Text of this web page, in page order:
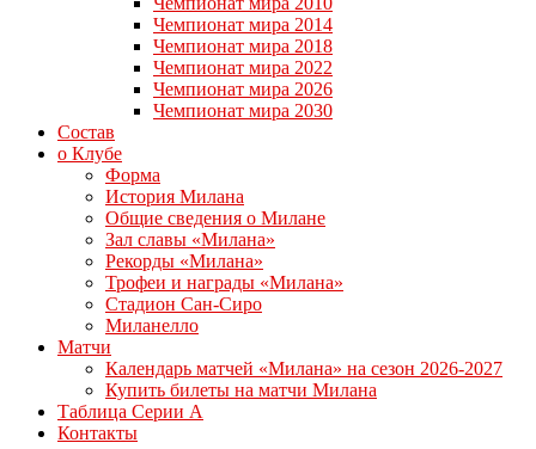
Чемпионат мира 2014
Чемпионат мира 2018
Чемпионат мира 2022
Чемпионат мира 2026
Чемпионат мира 2030
Состав
о Клубе
Форма
История Милана
Общие сведения о Милане
Зал славы «Милана»
Рекорды «Милана»
Трофеи и награды «Милана»
Стадион Сан-Сиро
Миланелло
Матчи
Календарь матчей «Милана» на сезон 2026-2027
Купить билеты на матчи Милана
Таблица Серии А
Контакты